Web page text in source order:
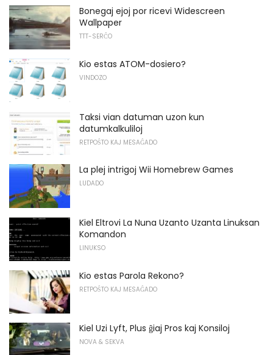
Bonegaj ejoj por ricevi Widescreen
Wallpaper
TTT-SERĈO
Kio estas ATOM-dosiero?
VINDOZO
Taksi vian datuman uzon kun
datumkalkuliloj
RETPOŜTO KAJ MESAĜADO
La plej intrigoj Wii Homebrew Games
LUDADO
Kiel Eltrovi La Nuna Uzanto Uzanta Linuksan
Komandon
LINUKSO
Kio estas Parola Rekono?
RETPOŜTO KAJ MESAĜADO
Kiel Uzi Lyft, Plus ĝiaj Pros kaj Konsiloj
NOVA & SEKVA